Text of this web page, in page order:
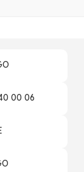
00 06